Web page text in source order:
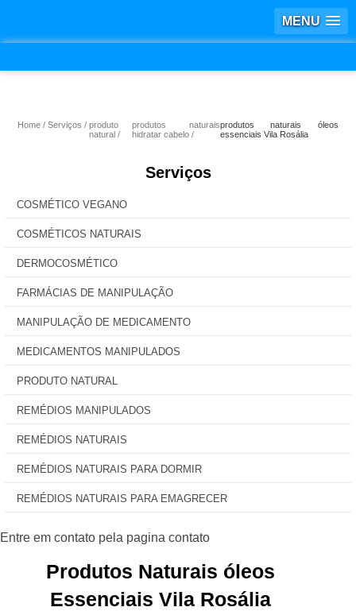
MENU
Home Serviços
produto
natural
produtos naturais
hidratar cabelo
produtos naturais óleos
essenciais Vila Rosália
Serviços
COSMÉTICO VEGANO
COSMÉTICOS NATURAIS
DERMOCOSMÉTICO
FARMÁCIAS DE MANIPULAÇÃO
MANIPULAÇÃO DE MEDICAMENTO
MEDICAMENTOS MANIPULADOS
PRODUTO NATURAL
REMÉDIOS MANIPULADOS
REMÉDIOS NATURAIS
REMÉDIOS NATURAIS PARA DORMIR
REMÉDIOS NATURAIS PARA EMAGRECER
Produtos Naturais óleos
Essenciais Vila Rosália